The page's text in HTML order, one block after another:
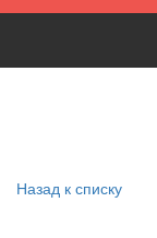
Назад к списку